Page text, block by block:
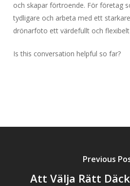
och skapar förtroende. För företag
tydligare och arbeta med ett
drönarfoto ett värdefullt och
Is this conversation helpful so far?
Previous
Att Välja Rätt